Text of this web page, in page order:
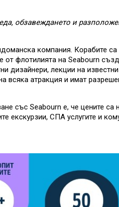
обзавеждането и
компания. Корабите са
от флотилията на Seabourn
дизайнери, лекции на
всяка атракция и имат
със Seabourn е, че цените са
екскурзии, СПА услугите и